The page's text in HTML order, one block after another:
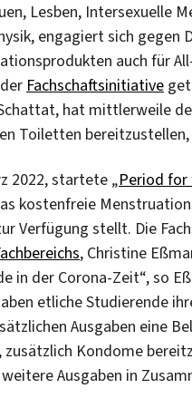
Lesben, Intersexuelle
engagiert sich
auch für
Fachschaftsinitiative
hat mittlerweile
Toiletten
2022, startete „Period for
kostenfreie
Verfügung stellt. Die
, Christine
in der Corona-Zeit“, so
etliche Studierende
Ausgaben eine
Kondome
Ausgaben in